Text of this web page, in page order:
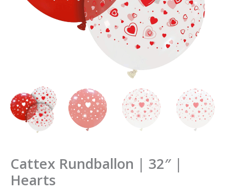
Cattex Rundballon | 32″ |
Hearts